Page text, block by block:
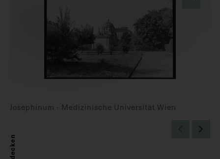
Josephinum - Medizinische Universität Wien